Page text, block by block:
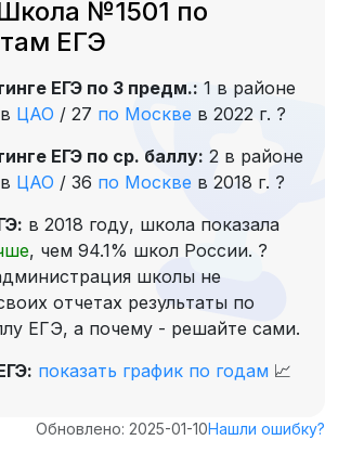
№1501 по
ЕГЭ
ЕГЭ по 3 предм.: 1 в районе
ЦАО / 27 по Москве в 2022 г. ?
ЕГЭ по ср. баллу: 2 в районе
ЦАО / 36 по Москве в 2018 г. ?
в 2018 году, школа показала
, чем 94.1% школ России. ?
школы не
отчетах результаты по
ЕГЭ, а почему - решайте сами.
показать график по годам 📈
Обновлено: 2025-01-10Нашли ошибку?